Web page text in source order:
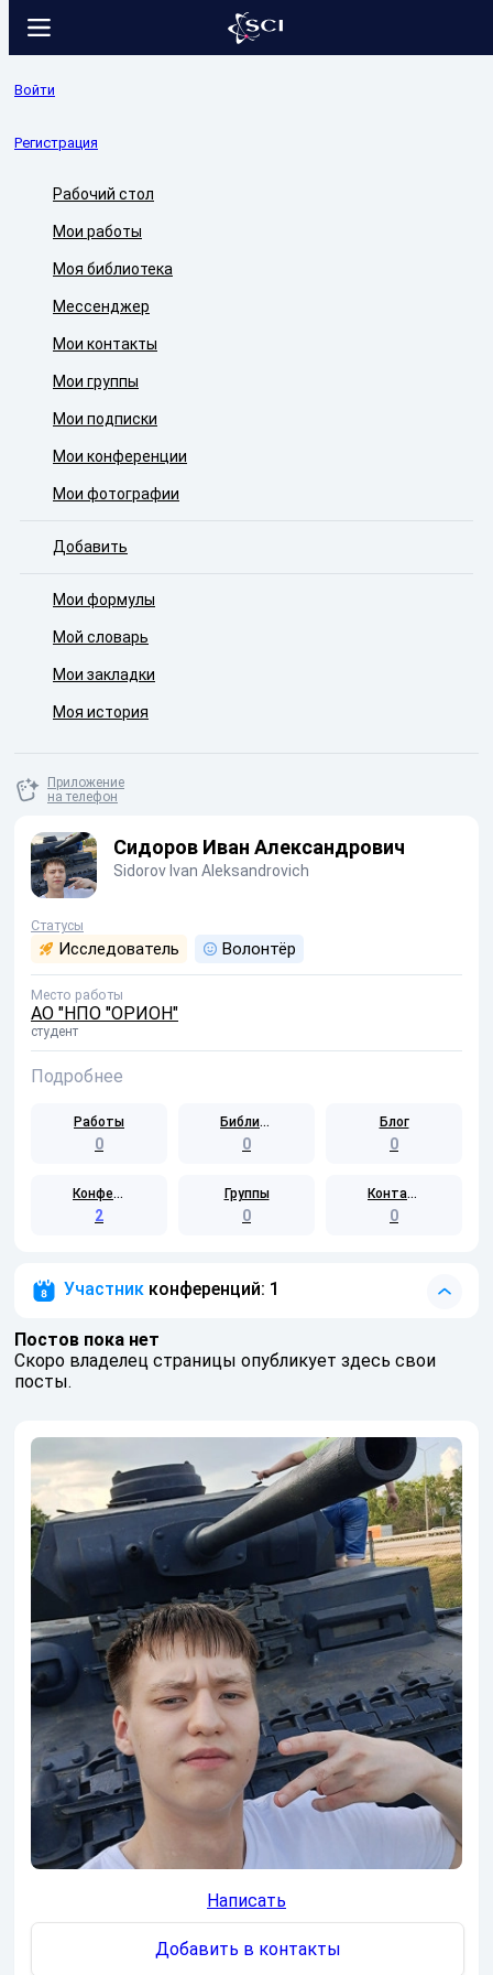
Войти
Регистрация
Рабочий стол
Мои работы
Моя библиотека
Мессенджер
Мои контакты
Мои группы
Мои подписки
Мои конференции
Мои фотографии
Добавить
Мои формулы
Мой словарь
Мои закладки
Моя история
Приложение
на телефон
Сидоров Иван Александрович
Sidorov Ivan Aleksandrovich
Статусы
Исследователь Волонтёр
Место работы
АО "НПО "ОРИОН"
студент
Подробнее
Работы
0
Библиотека
0
Блог
0
Конференции
2
Группы
0
Контакты
0
Участник конференций: 1
Постов пока нет
Скоро владелец страницы опубликует здесь свои
посты.
Написать
Добавить в контакты